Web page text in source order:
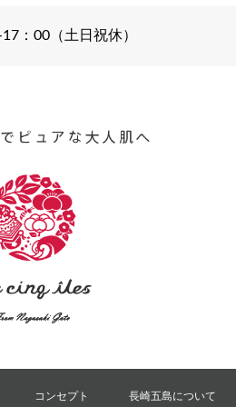
：00（土日祝休）
コンセプト 長崎五島について